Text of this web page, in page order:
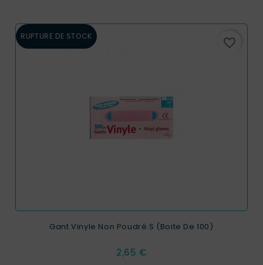
RUPTURE DE STOCK favorite_border
Gant Vinyle Non Poudré S (boite De 100)
Prix
2,65 €